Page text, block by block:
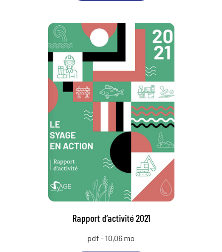
Rapport d’activité 2021
pdf - 10,06 mo